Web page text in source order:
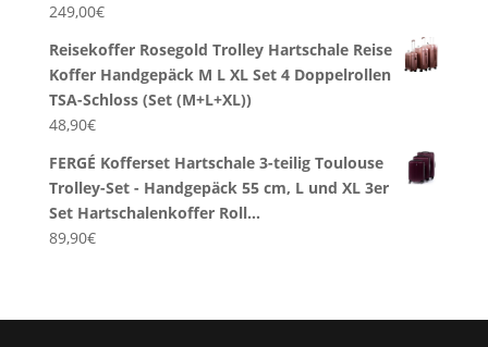
249,00€
Reisekoffer Rosegold Trolley Hartschale Reise
Koffer Handgepäck M L XL Set 4 Doppelrollen
TSA-Schloss (Set (M+L+XL))
48,90€
FERGÉ Kofferset Hartschale 3-teilig Toulouse
Trolley-Set - Handgepäck 55 cm, L und XL 3er
Set Hartschalenkoffer Roll…
89,90€